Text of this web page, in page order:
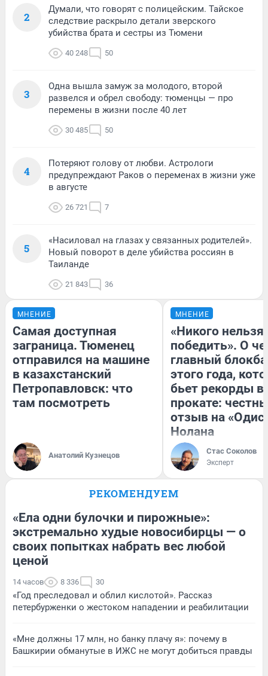
2
Думали, что говорят с полицейским. Тайское
следствие раскрыло детали зверского
убийства брата и сестры из Тюмени
40 248 50
3
Одна вышла замуж за молодого, второй
развелся и обрел свободу: тюменцы — про
перемены в жизни после 40 лет
30 485 50
4
Потеряют голову от любви. Астрологи
предупреждают Раков о переменах в жизни уже
в августе
26 721 7
5
«Насиловал на глазах у связанных родителей».
Новый поворот в деле убийства россиян в
Таиланде
21 843 36
МНЕНИЕ
Самая доступная
заграница. Тюменец
отправился на машине
в казахстанский
Петропавловск: что
там посмотреть
Анатолий Кузнецов
МНЕНИЕ
«Никого нельзя
победить». О
главный
этого года,
бьет рекорды в
прокате:
отзыв на
Нолана
Стас Соколов
Эксперт
РЕКОМЕНДУЕМ
«Ела одни булочки и пирожные»:
экстремально худые новосибирцы — о
своих попытках набрать вес любой
ценой
14 часов 8 336 30
«Год преследовал и облил кислотой». Рассказ
петербурженки о жестоком нападении и реабилитации
«Мне должны 17 млн, но банку плачу я»: почему в
Башкирии обманутые в ИЖС не могут добиться правды